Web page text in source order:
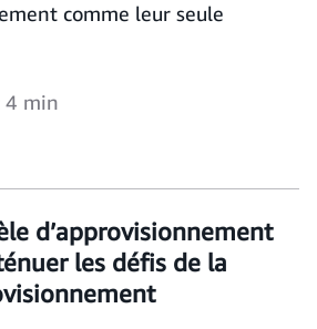
comme leur seule
4 min
d’approvisionnement
les défis de la